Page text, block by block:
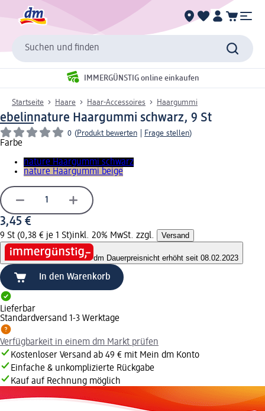
Suchen und finden
IMMERGÜNSTIG online einkaufen
Startseite Haare Haar-Accessoires Haargummi
ebelinnature Haargummi schwarz, 9 St
0 (Produkt bewerten Frage stellen)
Farbe
nature Haargummi schwarz
nature Haargummi beige
3,45 €
9 St (0,38 € je 1 St)inkl. 20% MwSt. zzgl. Versand
dm Dauerpreisnicht erhöht seit 08.02.2023
In den Warenkorb
Lieferbar
Standardversand 1-3 Werktage
Verfügbarkeit in einem dm Markt prüfen
Kostenloser Versand ab 49 € mit Mein dm Konto
Einfache & unkomplizierte Rückgabe
Kauf auf Rechnung möglich